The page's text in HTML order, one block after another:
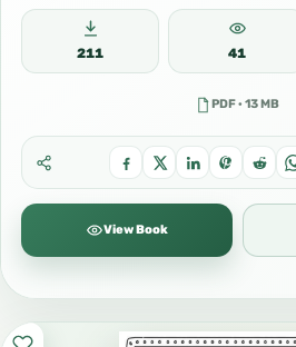
211 41
PDF · 13 MB
View Book